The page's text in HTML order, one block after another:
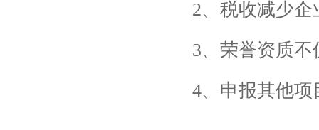
2、税收减少​
3、荣誉资质
4、申报其他项